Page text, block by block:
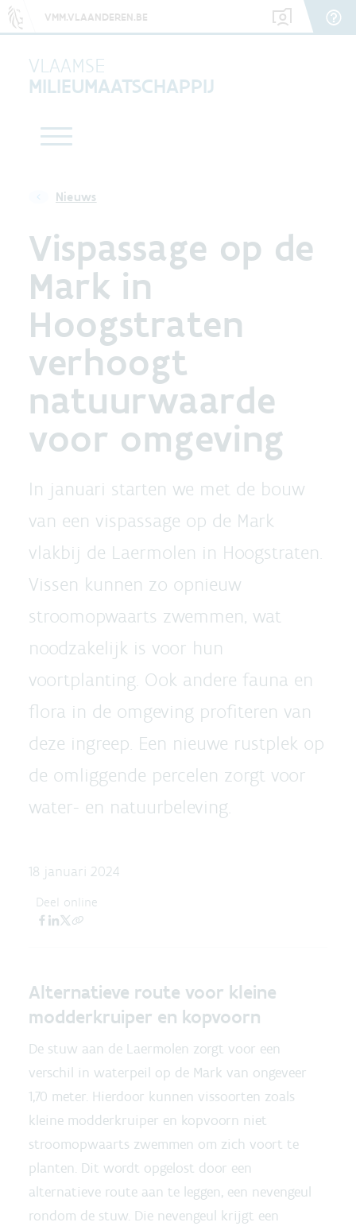
VMM.VLAANDEREN.BE
VLAAMSE
MILIEUMAATSCHAPPIJ
Nieuws
Vispassage op de
Mark in
Hoogstraten
verhoogt
natuurwaarde
voor omgeving
In januari starten we met de bouw
van een vispassage op de Mark
vlakbij de Laermolen in Hoogstraten.
Vissen kunnen zo opnieuw
stroomopwaarts zwemmen, wat
noodzakelijk is voor hun
voortplanting. Ook andere fauna en
flora in de omgeving profiteren van
deze ingreep. Een nieuwe rustplek op
de omliggende percelen zorgt voor
water- en natuurbeleving.
18 januari 2024
Deel online
Alternatieve route voor kleine
modderkruiper en kopvoorn
De stuw aan de Laermolen zorgt voor een
verschil in waterpeil op de Mark van ongeveer
1,70 meter. Hierdoor kunnen vissoorten zoals
kleine modderkruiper en kopvoorn niet
stroomopwaarts zwemmen om zich voort te
planten. Dit wordt opgelost door een
alternatieve route aan te leggen, een nevengeul
rondom de stuw. Die nevengeul krijgt een